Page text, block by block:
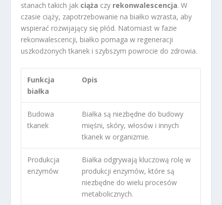
stanach takich jak ciąża czy rekonwalescencja. W
czasie ciąży, zapotrzebowanie na białko wzrasta, aby
wspierać rozwijający się płód. Natomiast w fazie
rekonwalescencji, białko pomaga w regeneracji
uszkodzonych tkanek i szybszym powrocie do zdrowia.
Funkcja
białka
Opis
Budowa
tkanek
Białka są niezbędne do budowy
mięśni, skóry, włosów i innych
tkanek w organizmie.
Produkcja
enzymów
Białka odgrywają kluczową rolę w
produkcji enzymów, które są
niezbędne do wielu procesów
metabolicznych.